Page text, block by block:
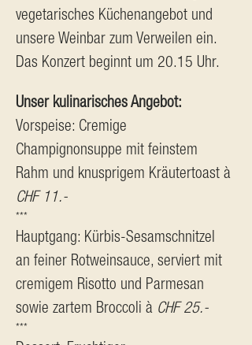
vegetarisches Küchenangebot und
unsere Weinbar zum Verweilen ein.
Das Konzert beginnt um 20.15 Uhr.
Unser kulinarisches Angebot:
Vorspeise: Cremige
Champignonsuppe mit feinstem
Rahm und knusprigem Kräutertoast à
CHF 11.-
***
Hauptgang: Kürbis-Sesamschnitzel
an feiner Rotweinsauce, serviert mit
cremigem Risotto und Parmesan
sowie zartem Broccoli à CHF 25.-
***